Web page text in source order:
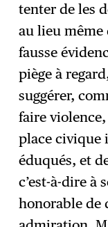
tenter de les
au lieu même
fausse
piège à
suggérer,
faire
place civique
éduqués, et
c’est-à-dire à
honorable de